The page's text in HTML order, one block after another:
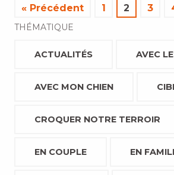
« Précédent 1 2 3
THÉMATIQUE
ACTUALITÉS AVEC
AVEC MON CHIEN
CROQUER NOTRE TERROIR
EN COUPLE EN